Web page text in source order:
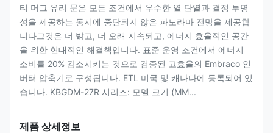
티 머그 유리 문은 모든 조건에서 우수한 열 단열과 결정 투명
성을 제공하는 동시에 중단되지 않은 파노라마 전망을 제공합
니다그것은 더 밝고, 더 오래 지속되고, 에너지 효율적인 공간
을 위한 현대적인 해결책입니다. 표준 운영 조건에서 에너지
소비를 20% 감소시키는 것으로 검증된 고효율의 Embraco 인
버터 압축기로 구성됩니다. ETL 미국 및 캐나다에 등록되어 있
습니다. KBGDM-27R 시리즈: 모델 크기 (MM...
제품 상세정보